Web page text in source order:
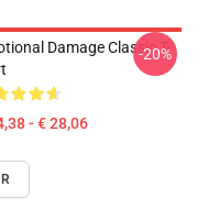
Damage Classic T-
- € 28,06
-20%